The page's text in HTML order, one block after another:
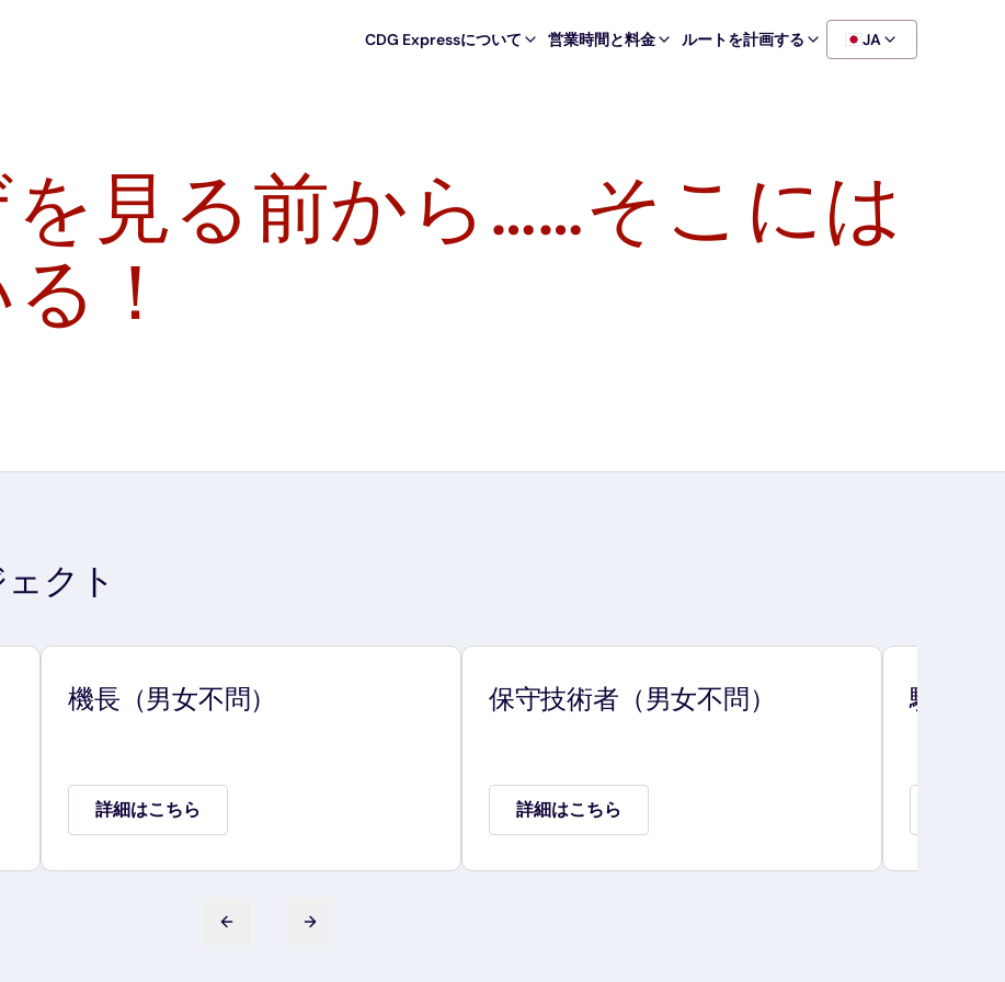
CDG Expressについて 営業時間と料金 ルートを計画する JA
見る前から……そこには
！
クト
前のスライド次のスライド
機長（男女不問）
詳細はこちら
保守技術者（男女不問）
詳細はこちら
駅係員